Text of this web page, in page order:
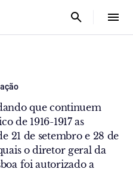
que continuem
de 1916-1917 as
21 de setembro e 28 de
o diretor geral da
foi autorizado a